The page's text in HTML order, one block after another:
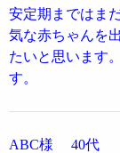
安定期まではま
気な赤ちゃんを
たいと思います
す。
ABC様 40代